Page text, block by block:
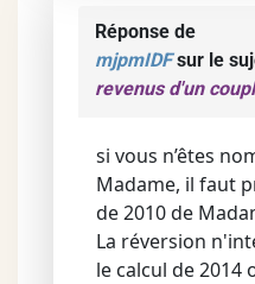
Réponse de
mjpmIDFsur le
revenus d'un
si vous n’êtes
Madame, il faut
de 2010 de
La réversion
le calcul de 2014